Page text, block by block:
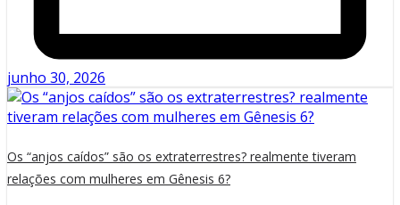
junho 30, 2026
Os “anjos caídos” são os extraterrestres? realmente tiveram
relações com mulheres em Gênesis 6?